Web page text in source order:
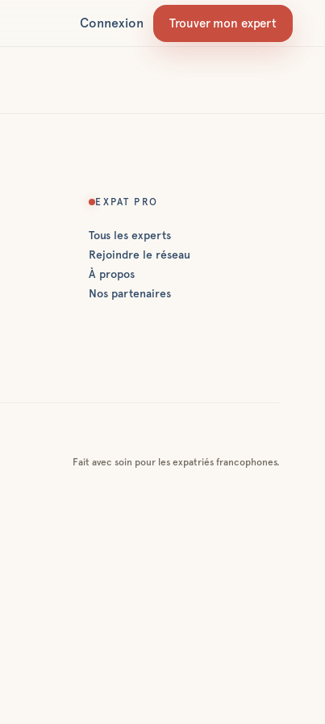
Connexion Trouver mon expert
EXPAT PRO
Tous les experts
Rejoindre le réseau
À propos
Nos partenaires
Fait avec soin pour les expatriés francophones.